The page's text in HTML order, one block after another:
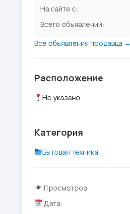
На сайте с:
Всего объявлений:
Все объявления продавца →
Расположение
Не указано
Категория
Бытовая техника
Просмотров:
Дата: